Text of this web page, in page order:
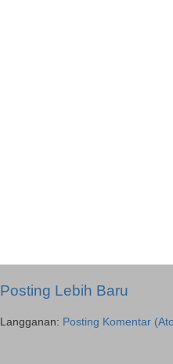
Posting Lebih Baru
Langganan: Posting Komentar